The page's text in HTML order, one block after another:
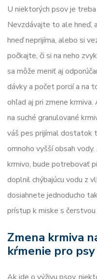
U niektorých psov je
Nevzdávajte to ale hneď,
hneď neprijíma, alebo si
počkajte, či si na neho
sa môže meniť aj
dávky a počet porcií a na
ohľad aj pri zmene
na suché granulované
váš pes prijímal dostatok
omnoho vyšší obsah
krmivo, bude potrebovať
doplnil chýbajúcu vodu z
dosiahnete jednoducho
prístup k miske s
Zmena krmiva
kŕmenie pro psy